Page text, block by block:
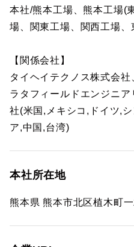
本社/熊本工場、熊本工場(
場、関東工場、関西工場、
【関係会社】
タイヘイテクノス株式会
ラタフィールドエンジニ
社(米国,メキシコ,ドイツ,
ア,中国,台湾)
本社所在地
熊本県 熊本市北区植木町一